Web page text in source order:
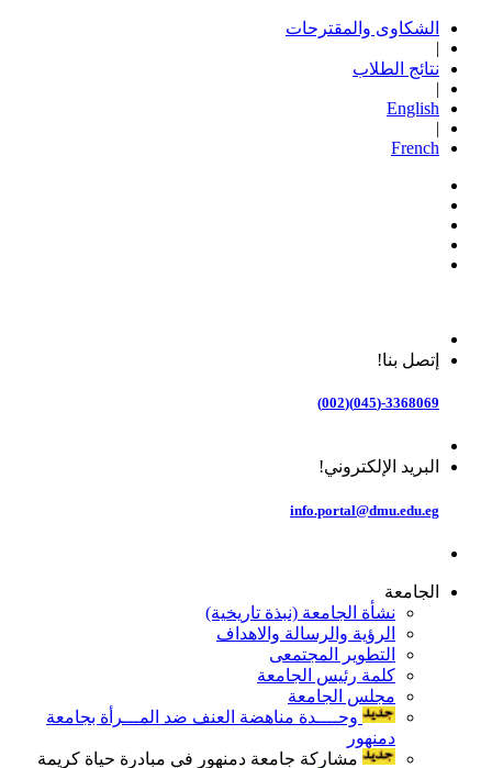
الشكاوى والمقترحات
|
نتائج الطلاب
|
English
|
French
إتصل بنا!
3368069-(045)(002)
البريد الإلكتروني!
info.portal@dmu.edu.eg
الجامعة
نشأة الجامعة (نبذة تاريخية)
الرؤية والرسالة والاهداف
التطوير المجتمعى
كلمة رئيس الجامعة
مجلس الجامعة
وحــــدة مناهضة العنف ضد المـــرأة بجامعة
دمنهور
مشاركة جامعة دمنهور في مبادرة حياة كريمة